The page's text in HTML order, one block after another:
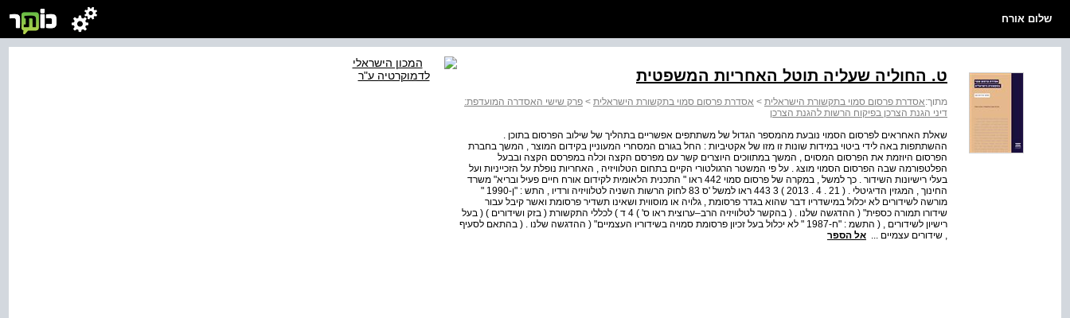
שלום אורח
ט. החוליה שעליה תוטל האחריות המשפטית
מתוך:אסדרת פרסום סמוי בתקשורת הישראלית > אסדרת פרסום סמוי בתקשורת הישראלית > פרק שישי האסדרה המועדפת:
דיני הגנת הצרכן בפיקוח הרשות להגנת הצרכן
שאלת האחראים לפרסום הסמוי נובעת מהמספר הגדול של משתתפים אפשריים בתהליך של שילוב הפרסום בתוכן .
ההשתתפות באה לידי ביטוי במידות שונות זו מזו של אקטיביות : החל בגורם המסחרי המעוניין בקידום המוצר , המשך בחברת
הפרסום היוזמת את הפרסום המסוים , המשך במתווכים היוצרים קשר עם מפרסם הקצה וכלה במפרסם הקצה ובבעל
הפלטפורמה שבה הפרסום הסמוי מוצג . על פי המשטר הרגולטורי הקיים בתחום הטלוויזיה , האחריות נופלת על הזכייניות ועל
בעלי רישיונות השידור . כך למשל , במקרה של פרסום סמוי 442 ראו " התכנית הלאומית לקידום אורח חיים פעיל ובריא" משרד
החינוך , המגזין הדיגיטלי . ( 21 . 4 . 2013 ) 3 443 ראו למשל 'ס 83 לחוק הרשות השניה לטלוויזיה ורדיו , התש : "ן-1990 "
מורשה לשידורים לא יכלול במישדריו דבר שהוא בגדר פרסומת , גלויה או מוסווית ושאינו תשדיר פרסומת ואשר קיבל עבור
שידורו תמורה כספית" ( ההדגשה שלנו . ( בהקשר לטלוויזיה הרב–ערוצית ראו ס' ) 4 ד ) לכללי התקשורת ( בזק ושידורים ) ( בעל
רישיון לשידורים , ( התשמ : "ח-1987 " לא יכלול בעל זכיון פרסומת סמויה בשידוריו העצמיים" ( ההדגשה שלנו . ( בהתאם לסעיף
, שידורים עצמיים ... אל הספר